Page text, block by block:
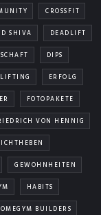
CROSSFIT
SHIVA DEADLIFT
DIPS
ERFOLG
FOTOPAKETE
VON HENNIG
GEWOHNHEITEN
HABITS
BUILDERS